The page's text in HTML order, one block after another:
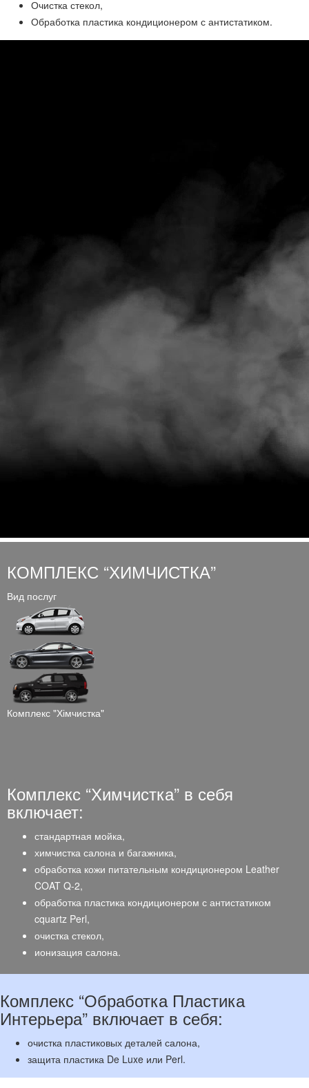
Очистка стекол,
Обработка пластика кондиционером с антистатиком.
КОМПЛЕКС “ХИМЧИСТКА”
Вид послуг
Комплекс "Хімчистка"
Комплекс “Химчистка” в себя
включает:
стандартная мойка,
химчистка салона и багажника,
обработка кожи питательным кондиционером Leather
COAT Q-2,
обработка пластика кондиционером с антистатиком
cquartz Perl,
очистка стекол,
ионизация салона.
Комплекс “Обработка Пластика
Интерьера” включает в себя:
очистка пластиковых деталей салона,
защита пластика De Luxe или Perl.